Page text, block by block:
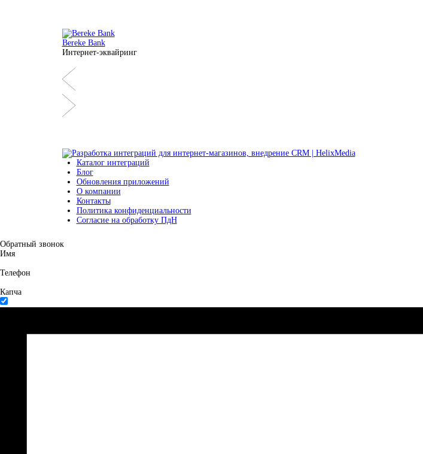
Bereke Bank
Интернет-эквайринг
Каталог интеграций
Блог
Обновления приложений
О компании
Контакты
Политика конфиденциальности
Согласие на обработку ПдН
Обратный звонок
Имя
Телефон
Капча